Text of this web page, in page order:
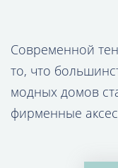
Современной
то, что
модных домов
фирменные
рейтинга
стоит обращать